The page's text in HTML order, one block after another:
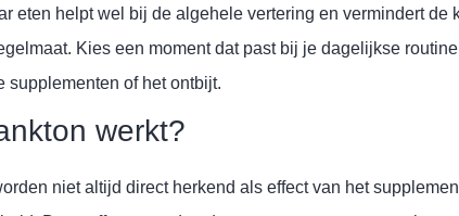
eten helpt wel bij de algehele vertering en vermindert de
Kies een moment dat past bij je dagelijkse
supplementen of het ontbijt.
werkt?
niet altijd direct herkend als effect van het